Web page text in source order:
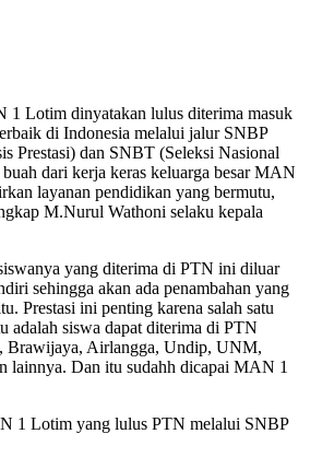
1 Lotim dinyatakan lulus diterima masuk
di Indonesia melalui jalur SNBP
Prestasi) dan SNBT (Seleksi Nasional
dari kerja keras keluarga besar MAN
layanan pendidikan yang bermutu,
M.Nurul Wathoni selaku kepala
yang diterima di PTN ini diluar
sehingga akan ada penambahan yang
Prestasi ini penting karena salah satu
adalah siswa dapat diterima di PTN
Brawijaya, Airlangga, Undip, UNM,
lainnya. Dan itu sudahh dicapai MAN 1
1 Lotim yang lulus PTN melalui SNBP